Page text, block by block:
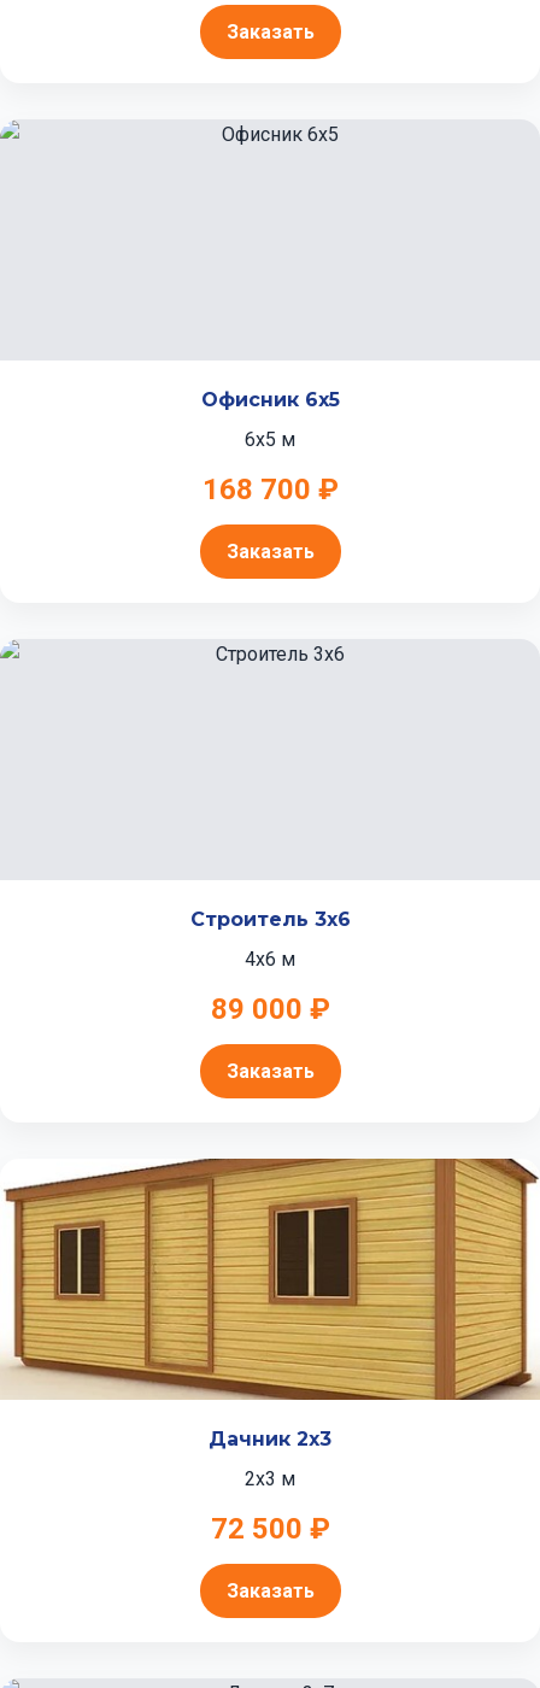
Заказать
Офисник 6x5
6x5 м
168 700 ₽
Заказать
Строитель 3x6
4x6 м
89 000 ₽
Заказать
Дачник 2x3
2x3 м
72 500 ₽
Заказать